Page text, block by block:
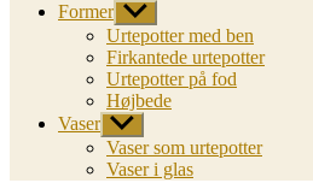
Former Vis
undermenu
Urtepotter med ben
Firkantede urtepotter
Urtepotter på fod
Højbede
Vaser Vis
undermenu
Vaser som urtepotter
Vaser i glas